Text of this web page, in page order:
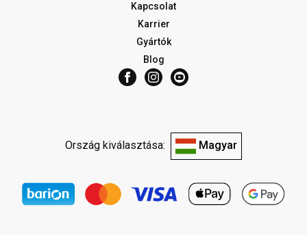
Kapcsolat
Karrier
Gyártók
Blog
Ország kiválasztása: Magyar